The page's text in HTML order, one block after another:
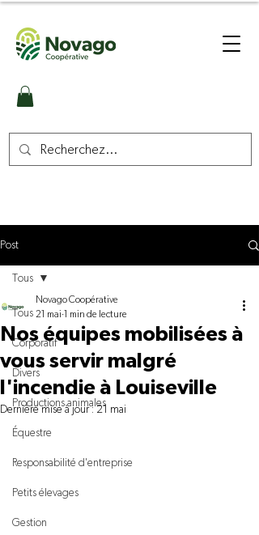
Post
Tous
Corporatif
Divers
Productions animales
Équestre
Responsabilité d'entreprise
Petits élevages
Gestion
Tous
Nos équipes mobilisées à
vous servir malgré
l'incendie à Louiseville
Novago Coopérative
21 mai 1 min de lecture
Dernière mise à jour :21 mai